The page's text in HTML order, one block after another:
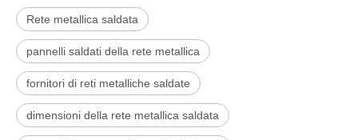
Rete metallica saldata
pannelli saldati della rete metallica
fornitori di reti metalliche saldate
dimensioni della rete metallica saldata